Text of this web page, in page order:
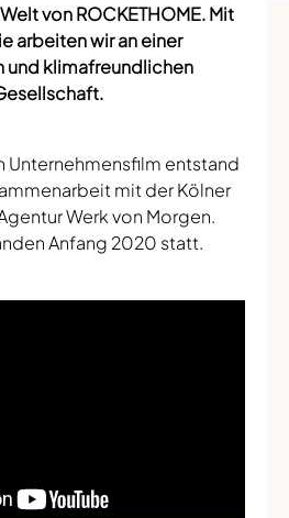
von ROCKETHOME. Mit
arbeiten wir an einer
und klimafreundlichen
Unternehmensfilm entstand
mit der Kölner
Werk von Morgen.
Anfang 2020 statt.